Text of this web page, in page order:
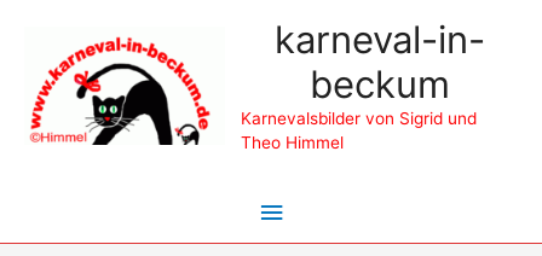
karneval-in-
beckum
Karnevalsbilder von Sigrid und
Theo Himmel
Hauptmenü